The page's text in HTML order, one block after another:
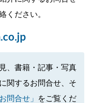
ください。
、書籍・記事・写真
関するお問合せ、そ
問合せ」
をご覧くだ